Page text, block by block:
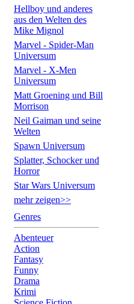
Hellboy und anderes
aus den Welten des
Mike Mignol
Marvel - Spider-Man
Universum
Marvel - X-Men
Universum
Matt Groening und Bill
Morrison
Neil Gaiman und seine
Welten
Spawn Universum
Splatter, Schocker und
Horror
Star Wars Universum
mehr zeigen>>
Genres
Abenteuer
Action
Fantasy
Funny
Drama
Krimi